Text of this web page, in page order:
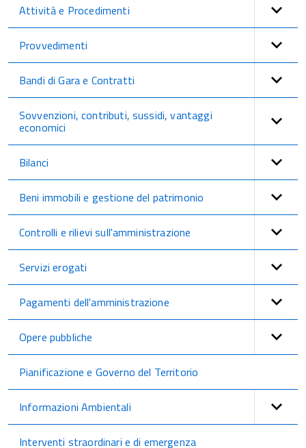
Attività e Procedimenti
Provvedimenti
Bandi di Gara e Contratti
Sovvenzioni, contributi, sussidi, vantaggi
economici
Bilanci
Beni immobili e gestione del patrimonio
Controlli e rilievi sull'amministrazione
Servizi erogati
Pagamenti dell'amministrazione
Opere pubbliche
Pianificazione e Governo del Territorio
Informazioni Ambientali
Interventi straordinari e di emergenza